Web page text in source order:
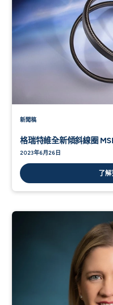
新聞稿
格瑞特維全新傾斜線圈
2023年6月26日
了